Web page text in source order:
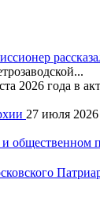
2026 года в
27 июля
общественном